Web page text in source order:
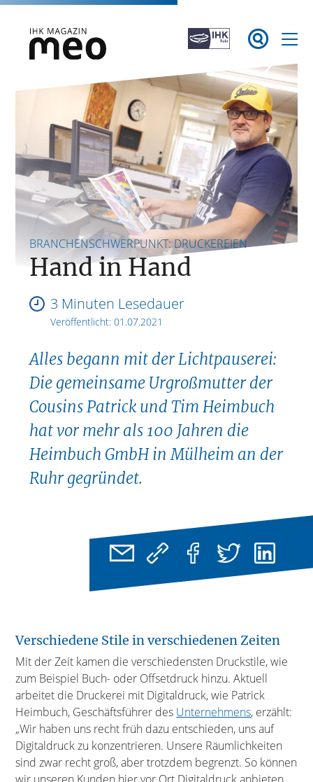

IHK Magazin meo
BRANCHENSCHWERPUNKT: DRUCKEREIEN
Hand in Hand
3 Minuten Lesedauer
Veröffentlicht:01.07.2021
Alles begann mit der Lichtpauserei:
Die gemeinsame Urgroßmutter der
Cousins Patrick und Tim Heimbuch
hat vor mehr als 100 Jahren die
Heimbuch GmbH in Mülheim an der
Ruhr gegründet.
Verschiedene Stile in verschiedenen Zeiten
Mit der Zeit kamen die verschiedensten Druckstile, wie
zum Beispiel Buch- oder Offsetdruck hinzu. Aktuell
arbeitet die Druckerei mit Digitaldruck, wie Patrick
Heimbuch, Geschäftsführer des Unternehmens, erzählt:
„Wir haben uns recht früh dazu entschieden, uns auf
Digitaldruck zu konzentrieren. Unsere Räumlichkeiten
sind zwar recht groß, aber trotzdem begrenzt. So können